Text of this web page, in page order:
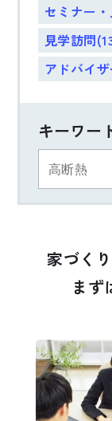
セミナー
見学訪問
アドバイ
キーワー
家づく
まず